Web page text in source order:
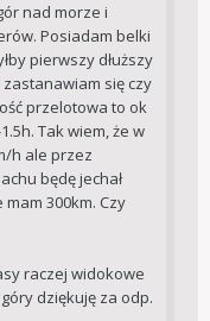
nad morze i
Posiadam belki
pierwszy dłuższy
się czy
przelotowa to ok
Tak wiem, że w
h ale przez
będę jechał
300km. Czy
raczej widokowe
dziękuję za odp.